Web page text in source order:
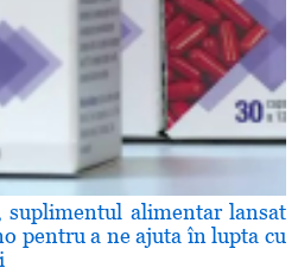
suplimentul alimentar lansat
pentru a ne ajuta în lupta cu